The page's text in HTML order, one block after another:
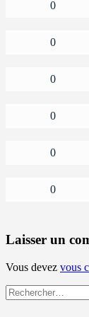
0
0
0
0
0
0
Laisser un
Vous devez vous
Rechercher :